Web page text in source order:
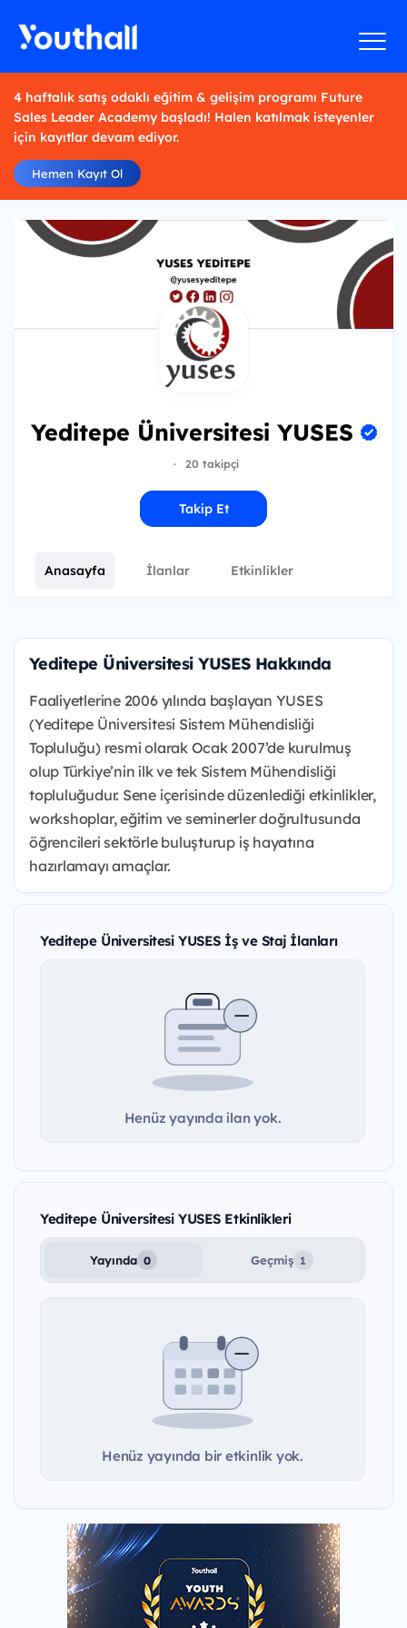
4 haftalık satış odaklı eğitim & gelişim programı Future
Sales Leader Academy başladı! Halen katılmak isteyenler
için kayıtlar devam ediyor.
Hemen Kayıt Ol
Yeditepe Üniversitesi YUSES
· 20 takipçi
Takip Et
Anasayfa İlanlar Etkinlikler
Yeditepe Üniversitesi YUSES Hakkında
Faaliyetlerine 2006 yılında başlayan YUSES
(Yeditepe Üniversitesi Sistem Mühendisliği
Topluluğu) resmi olarak Ocak 2007’de kurulmuş
olup Türkiye’nin ilk ve tek Sistem Mühendisliği
topluluğudur. Sene içerisinde düzenlediği etkinlikler,
workshoplar, eğitim ve seminerler doğrultusunda
öğrencileri sektörle buluşturup iş hayatına
hazırlamayı amaçlar.
Yeditepe Üniversitesi YUSES İş ve Staj İlanları
Henüz yayında ilan yok.
Yeditepe Üniversitesi YUSES Etkinlikleri
Yayında 0 Geçmiş 1
Henüz yayında bir etkinlik yok.